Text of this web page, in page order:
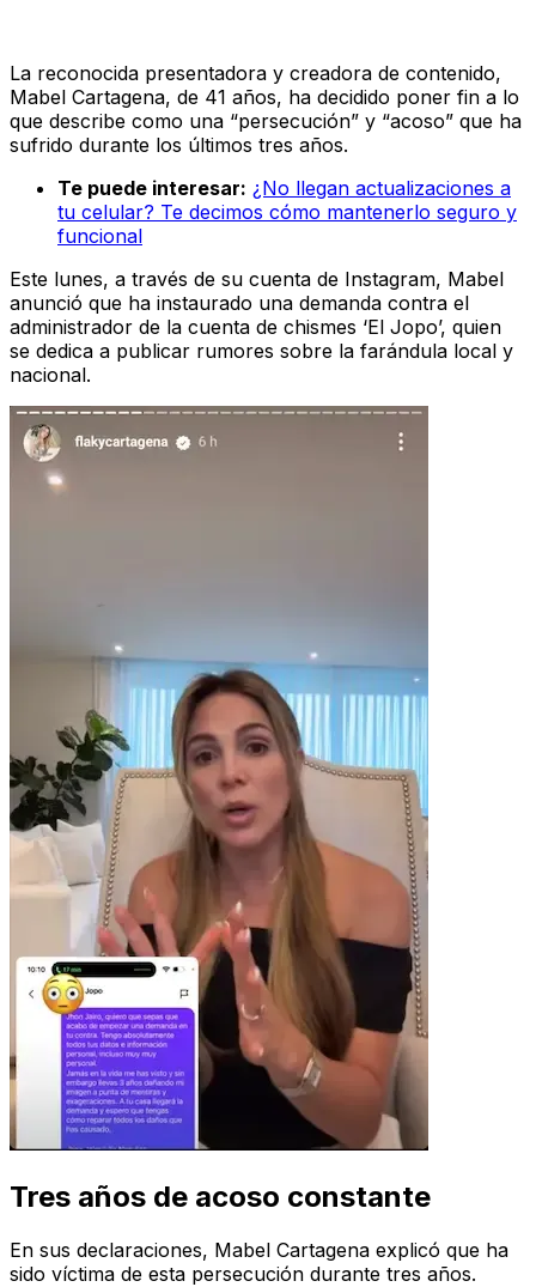
La reconocida presentadora y creadora de contenido,
Mabel Cartagena, de 41 años, ha decidido poner fin a lo
que describe como una “persecución” y “acoso” que ha
sufrido durante los últimos tres años.
Te puede interesar: ¿No llegan actualizaciones a
tu celular? Te decimos cómo mantenerlo seguro y
funcional
Este lunes, a través de su cuenta de Instagram, Mabel
anunció que ha instaurado una demanda contra el
administrador de la cuenta de chismes ‘El Jopo’, quien
se dedica a publicar rumores sobre la farándula local y
nacional.
Tres años de acoso constante
En sus declaraciones, Mabel Cartagena explicó que ha
sido víctima de esta persecución durante tres años.